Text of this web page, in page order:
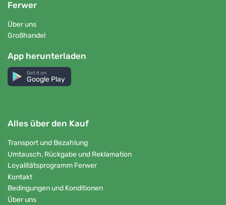
Ferwer
Über uns
Großhandel
App herunterladen
Get it on
Google Play
Alles über den Kauf
Transport und Bezahlung
Umtausch, Rückgabe und Reklamation
Loyalitätsprogramm Ferwer
Kontakt
Bedingungen und Konditionen
Über uns